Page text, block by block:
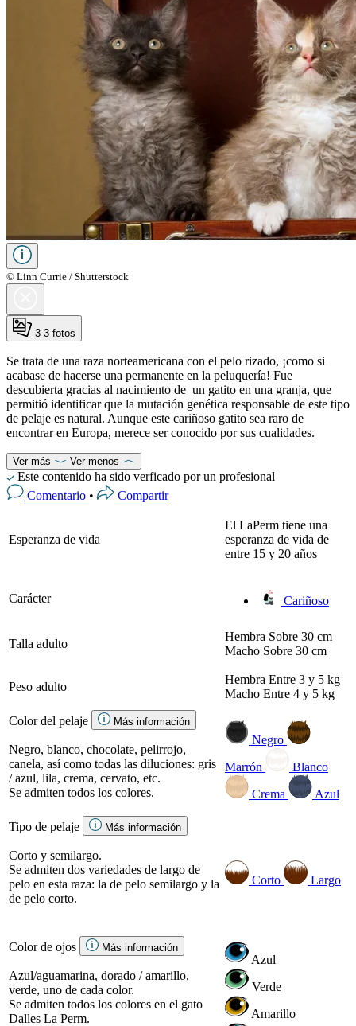
© Linn Currie / Shutterstock
3 3 fotos
Se trata de una raza norteamericana con el pelo rizado, ¡como si
acabase de hacerse una permanente en la peluquería! Fue
descubierta gracias al nacimiento de un gatito en una granja, que
permitió identificar que la mutación genética responsable de este tipo
de pelaje es natural. Aunque este cariñoso gatito sea raro de
encontrar en Europa, merece ser conocido por sus cualidades.
Ver más Ver menos
Este contenido ha sido verficado por un profesional
Comentario • Compartir
Esperanza de vida
El LaPerm tiene una
esperanza de vida de
entre 15 y 20 años
Carácter Cariñoso
Talla adulto
Hembra Sobre 30 cm
Macho Sobre 30 cm
Peso adulto
Hembra Entre 3 y 5 kg
Macho Entre 4 y 5 kg
Color del pelaje
Más información
Negro, blanco, chocolate, pelirrojo,
canela, así como todas las diluciones: gris
/ azul, lila, crema, cervato, etc.
Se admiten todos los colores.
Negro
Marrón
Blanco
Crema
Azul
Tipo de pelaje Más información
Corto y semilargo.
Se admiten dos variedades de largo de
pelo en esta raza: la de pelo semilargo y la
de pelo corto.
Corto Largo
Color de ojos Más información
Azul/aguamarina, dorado / amarillo,
verde, uno de cada color.
Se admiten todos los colores en el gato
Dalles La Perm.
Azul
Verde
Amarillo